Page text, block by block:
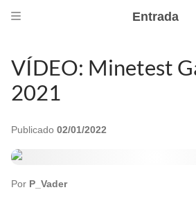
Entrada
VÍDEO: Minetest
2021
Publicado 02/01/2022
Por P_Vader